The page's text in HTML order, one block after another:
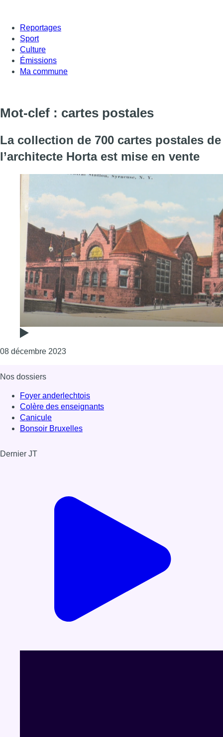
Reportages
Sport
Culture
Émissions
Ma commune
Mot-clef : cartes postales
La collection de 700 cartes postales de
l’architecte Horta est mise en vente
08 décembre 2023Consulter l'article "La collection de 700
Nos dossiers
Foyer anderlechtois
Colère des enseignants
Canicule
Bonsoir Bruxelles
Dernier JT